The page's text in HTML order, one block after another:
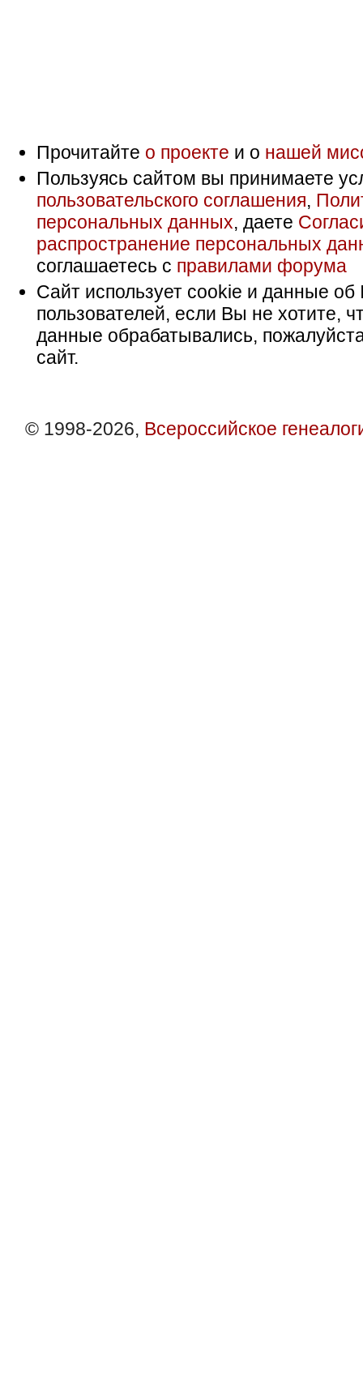
Прочитайте о проекте и о нашей
Пользуясь сайтом вы принимаете
пользовательского соглашения,
персональных данных, даете
распространение персональных
соглашаетесь с правилами форума
Сайт использует cookie и данные об
пользователей, если Вы не хотите,
данные обрабатывались,
сайт.
© 1998-2026, Всероссийское